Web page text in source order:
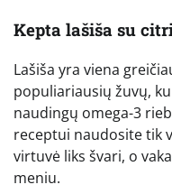
Kepta lašiša su
Lašiša yra viena
populiariausių žuvų,
naudingų omega-3
receptui naudosite tik
virtuvė liks švari, o
meniu.